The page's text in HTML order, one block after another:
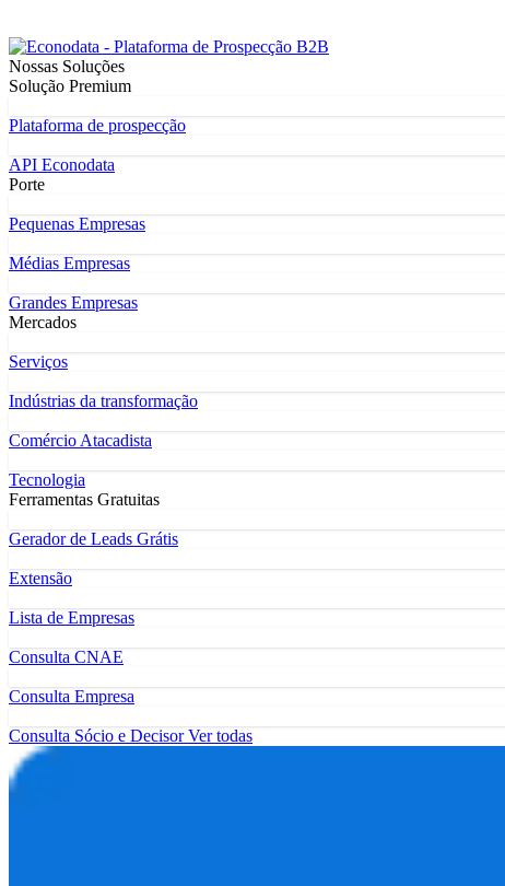
Nossas Soluções
Solução Premium
Plataforma de prospecção
API Econodata
Porte
Pequenas Empresas
Médias Empresas
Grandes Empresas
Mercados
Serviços
Indústrias da transformação
Comércio Atacadista
Tecnologia
Ferramentas Gratuitas
Gerador de Leads Grátis
Extensão
Lista de Empresas
Consulta CNAE
Consulta Empresa
Consulta Sócio e DecisorVer todas